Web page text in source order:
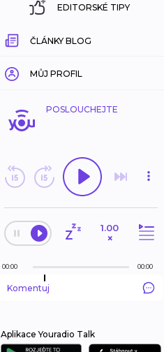
EDITORSKÉ TIPY
ČLÁNKY BLOG
MŮJ PROFIL
POSLOUCHEJTE
1.00
×
00:00 00:00
Komentuj
Aplikace Youradio Talk